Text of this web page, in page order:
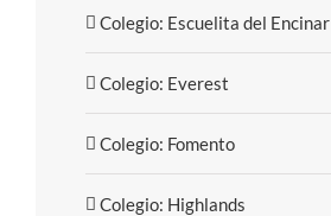
Colegio: Escuelita del Encinar
Colegio: Everest
Colegio: Fomento
Colegio: Highlands